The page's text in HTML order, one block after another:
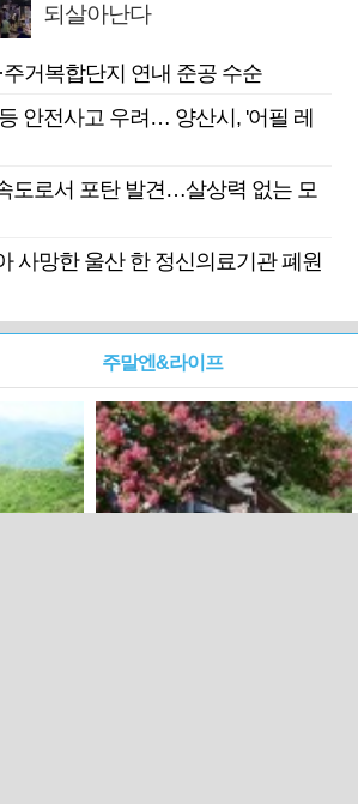
되살아난다
주거복합단지 연내 준공 수순
안전사고 우려… 양산시, '어필 레
도로서 포탄 발견…살상력 없는 모
사망한 울산 한 정신의료기관 폐원
주말엔&라이프